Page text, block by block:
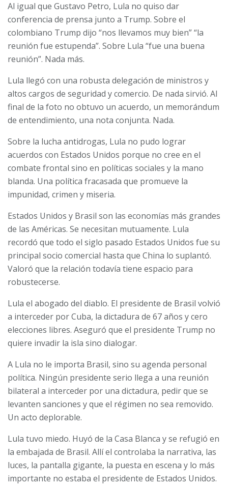
Al igual que Gustavo Petro, Lula no quiso dar
conferencia de prensa junto a Trump. Sobre el
colombiano Trump dijo “nos llevamos muy bien” “la
reunión fue estupenda”. Sobre Lula “fue una buena
reunión”. Nada más.
Lula llegó con una robusta delegación de ministros y
altos cargos de seguridad y comercio. De nada sirvió. Al
final de la foto no obtuvo un acuerdo, un memorándum
de entendimiento, una nota conjunta. Nada.
Sobre la lucha antidrogas, Lula no pudo lograr
acuerdos con Estados Unidos porque no cree en el
combate frontal sino en políticas sociales y la mano
blanda. Una política fracasada que promueve la
impunidad, crimen y miseria.
Estados Unidos y Brasil son las economías más grandes
de las Américas. Se necesitan mutuamente. Lula
recordó que todo el siglo pasado Estados Unidos fue su
principal socio comercial hasta que China lo suplantó.
Valoró que la relación todavía tiene espacio para
robustecerse.
Lula el abogado del diablo. El presidente de Brasil volvió
a interceder por Cuba, la dictadura de 67 años y cero
elecciones libres. Aseguró que el presidente Trump no
quiere invadir la isla sino dialogar.
A Lula no le importa Brasil, sino su agenda personal
política. Ningún presidente serio llega a una reunión
bilateral a interceder por una dictadura, pedir que se
levanten sanciones y que el régimen no sea removido.
Un acto deplorable.
Lula tuvo miedo. Huyó de la Casa Blanca y se refugió en
la embajada de Brasil. Allí el controlaba la narrativa, las
luces, la pantalla gigante, la puesta en escena y lo más
importante no estaba el presidente de Estados Unidos.